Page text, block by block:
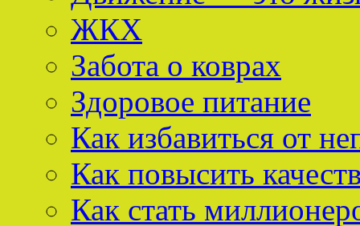
ЖКХ
Забота о коврах
Здоровое питание
Как избавиться от
Как повысить
Как стать